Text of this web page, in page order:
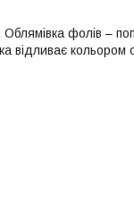
фолів –
відливає кольором